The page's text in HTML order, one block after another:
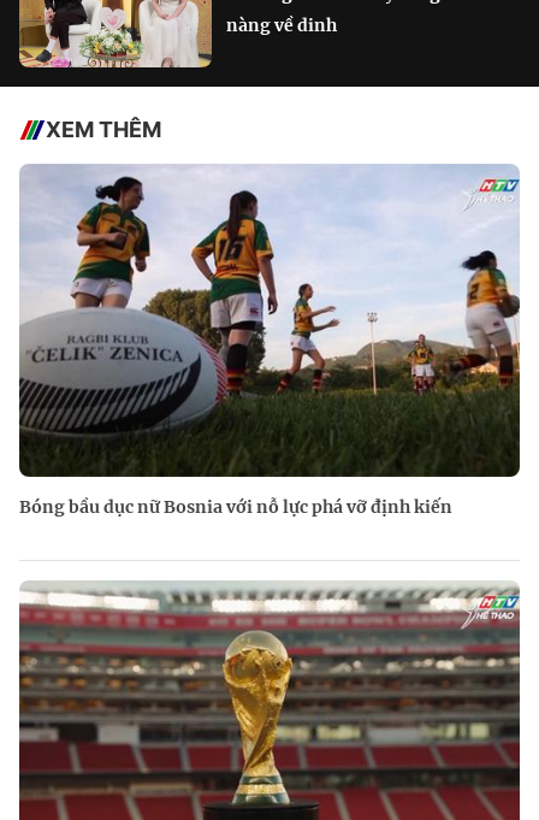
nàng về dinh
XEM THÊM
Bóng bầu dục nữ Bosnia với nỗ lực phá vỡ định kiến